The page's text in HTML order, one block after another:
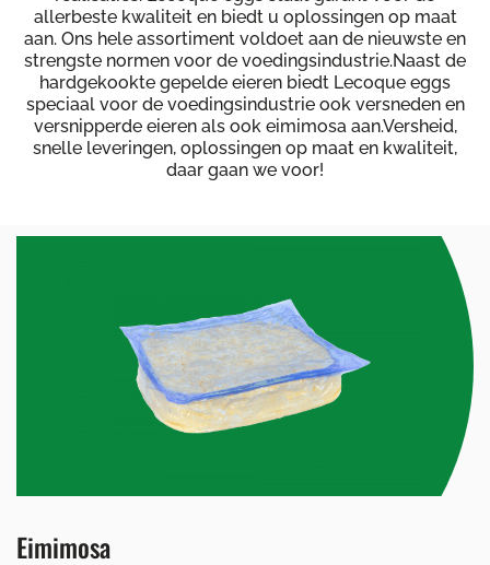
allerbeste kwaliteit en biedt u oplossingen op maat
aan. Ons hele assortiment voldoet aan de nieuwste en
strengste normen voor de voedingsindustrie.Naast de
hardgekookte gepelde eieren biedt Lecoque eggs
speciaal voor de voedingsindustrie ook versneden en
versnipperde eieren als ook eimimosa aan.Versheid,
snelle leveringen, oplossingen op maat en kwaliteit,
daar gaan we voor!
Eimimosa